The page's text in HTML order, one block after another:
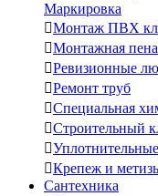
Маркировка
Монтаж ПВХ
Монтажная пена
Ревизионные
Ремонт труб
Специальная
Строительный

Крепеж и
Сантехника